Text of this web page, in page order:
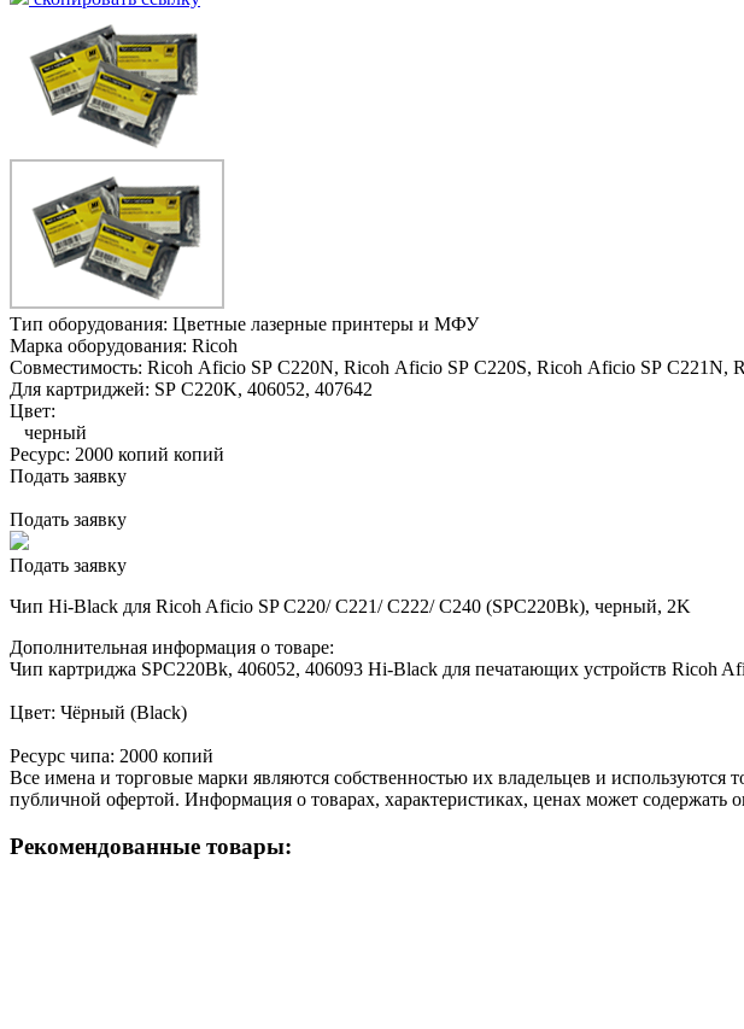
Тип оборудования: Цветные лазерные принтеры и МФУ
Марка оборудования: Ricoh
Совместимость: Ricoh Aficio SP C220N, Ricoh Aficio SP C220S, Ricoh Aficio SP C221N,
Для картриджей: SP C220K, 406052, 407642
Цвет:
черный
Ресурс: 2000 копий копий
Подать заявку
Подать заявку
Подать заявку
Чип Hi-Black для Ricoh Aficio SP C220/ C221/ C222/ C240 (SPC220Bk), черный, 2K
Дополнительная информация о товаре:
Чип картриджа SPC220Bk, 406052, 406093 Hi-Black для печатающих устройств Ricoh
Цвет: Чёрный (Black)
Ресурс чипа: 2000 копий
Все имена и торговые марки являются собственностью их владельцев и
публичной офертой. Информация о товарах, характеристиках, ценах может содержать
Рекомендованные товары: